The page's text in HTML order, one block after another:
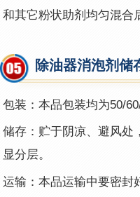
和其它粉状助剂均匀混合
除油器消泡剂储
包装：本品包装均为50/
储存：贮于阴凉、避风处
显分层。
运输：本品运输中要密封